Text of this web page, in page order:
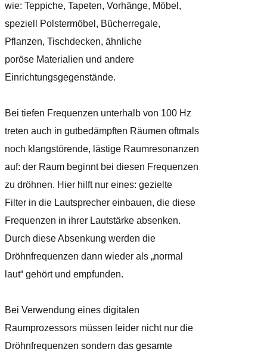
wie: Teppiche, Tapeten, Vorhänge, Möbel,
speziell Polstermöbel, Bücherregale,
Pflanzen, Tischdecken, ähnliche
poröse Materialien und andere
Einrichtungsgegenstände.
Bei tiefen Frequenzen unterhalb von 100 Hz
treten auch in gutbedämpften Räumen oftmals
noch klangstörende, lästige Raumresonanzen
auf: der Raum beginnt bei diesen Frequenzen
zu dröhnen. Hier hilft nur eines: gezielte
Filter in die Lautsprecher einbauen, die diese
Frequenzen in ihrer Lautstärke absenken.
Durch diese Absenkung werden die
Dröhnfrequenzen dann wieder als „normal
laut“ gehört und empfunden.
Bei Verwendung eines digitalen
Raumprozessors müssen leider nicht nur die
Dröhnfrequenzen sondern das gesamte